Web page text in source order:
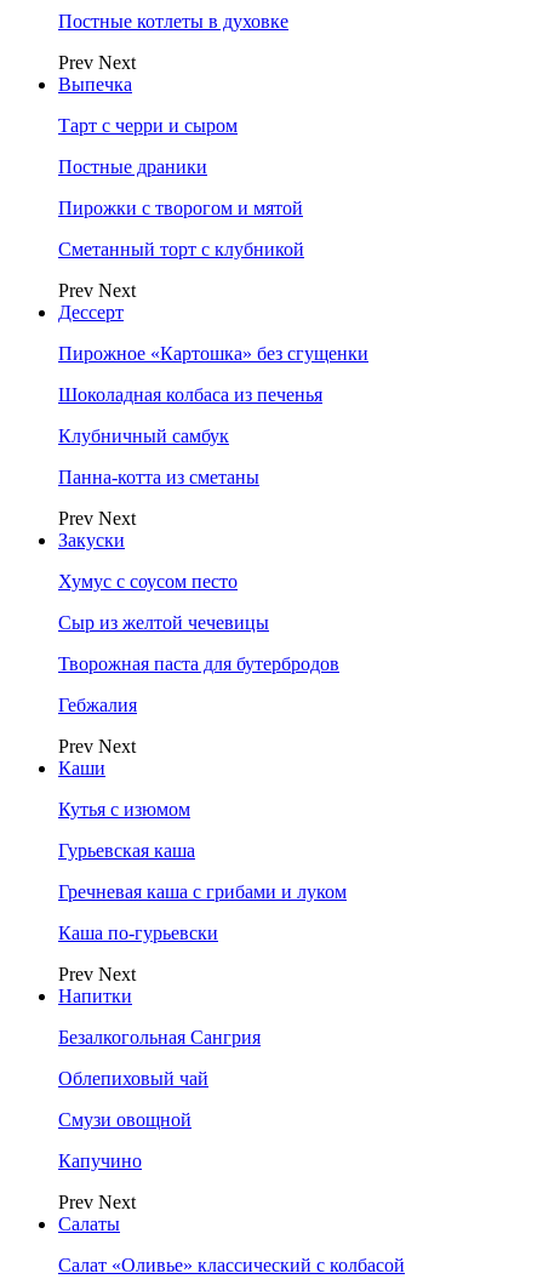
Постные котлеты в духовке
Prev Next
Выпечка
Тарт с черри и сыром
Постные драники
Пирожки с творогом и мятой
Сметанный торт с клубникой
Prev Next
Дессерт
Пирожное «Картошка» без сгущенки
Шоколадная колбаса из печенья
Клубничный самбук
Панна-котта из сметаны
Prev Next
Закуски
Хумус с соусом песто
Сыр из желтой чечевицы
Творожная паста для бутербродов
Гебжалия
Prev Next
Каши
Кутья с изюмом
Гурьевская каша
Гречневая каша с грибами и луком
Каша по-гурьевски
Prev Next
Напитки
Безалкогольная Сангрия
Облепиховый чай
Смузи овощной
Капучино
Prev Next
Салаты
Салат «Оливье» классический с колбасой